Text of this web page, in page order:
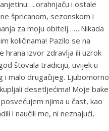
i ostale
špricanom, sezonskom i
za moju obitelj…….Nikada
količinama! Pazilo se na
hrana izvor zdravlja ili uzrok
štovala tradiciju, uvijek u
i malo drugačijeg. Ljubomorno
desetljećima! Moje bake
njima u čast, kao
i naučili me, ni neznajući,